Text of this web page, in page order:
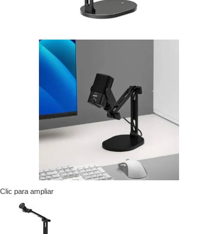
Clic para ampliar